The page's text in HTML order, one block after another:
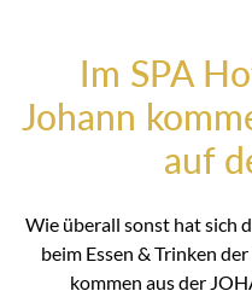
Im SPA
Johann
auf
Wie überall sonst hat sich
beim Essen & Trinken
kommen aus der